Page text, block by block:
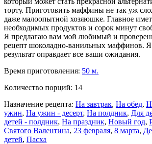
торту. Приготовить маффины не так уж
даже малоопытной хозяюшке. Главное
необходимых продуктов и сорок минут
Я предлагаю вам мой любимый и
рецепт шоколадно-ванильных маффинов. Я
результат оправдает все ваши ожидания.
Время приготовления: 50 м.
Количество порций: 14
Назначение рецепта: На завтрак, На обед,
ужин, На ужин - десерт, На полдник, Для
детей - полдник, На праздник, Новый год,
Святого Валентина, 23 февраля, 8 марта,
детей, Пасха